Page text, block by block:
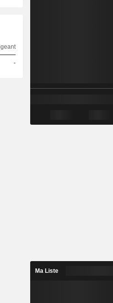
-
Ma Liste